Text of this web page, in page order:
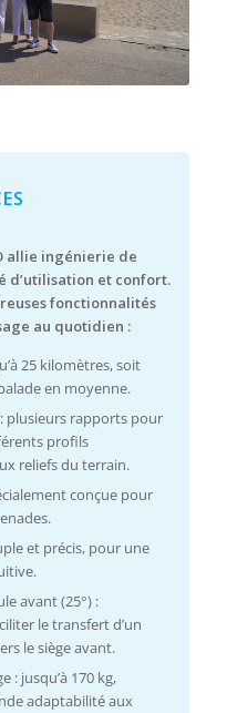
allie ingénierie de
d’utilisation et confort.
fonctionnalités
au quotidien :
25 kilomètres, soit
en moyenne.
plusieurs rapports pour
profils
reliefs du terrain.
conçue pour
et précis, pour une
avant (25°) :
le transfert d’un
le siège avant.
: jusqu’à 170 kg,
adaptabilité aux